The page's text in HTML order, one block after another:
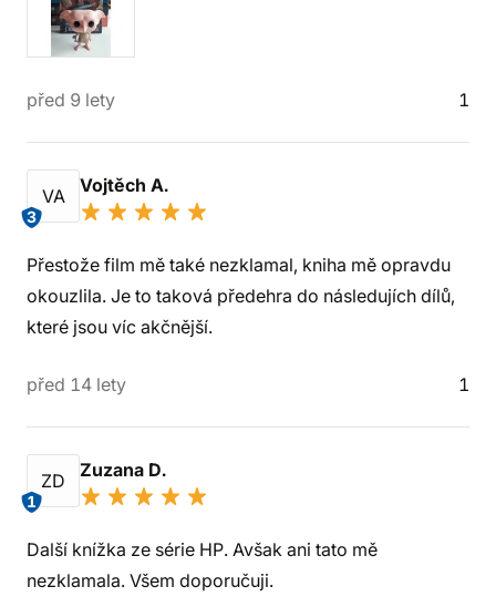
před 9 lety 1
VA
3
Vojtěch A.
Přestože film mě také nezklamal, kniha mě opravdu
okouzlila. Je to taková předehra do následujích dílů,
které jsou víc akčnější.
před 14 lety 1
ZD
1
Zuzana D.
Další knížka ze série HP. Avšak ani tato mě
nezklamala. Všem doporučuji.